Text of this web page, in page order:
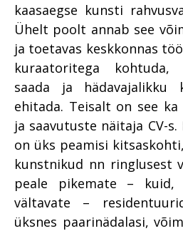
kaasaegse kunsti
Ühelt poolt annab see
ja toetavas keskkonnas
kuraatoritega
saada ja hädavajalikku
ehitada. Teisalt on see
ja saavutuste näitaja CV-
on üks peamisi
kunstnikud nn ringlusest
peale pikemate – kuid,
vältavate –
üksnes paarinädalasi,